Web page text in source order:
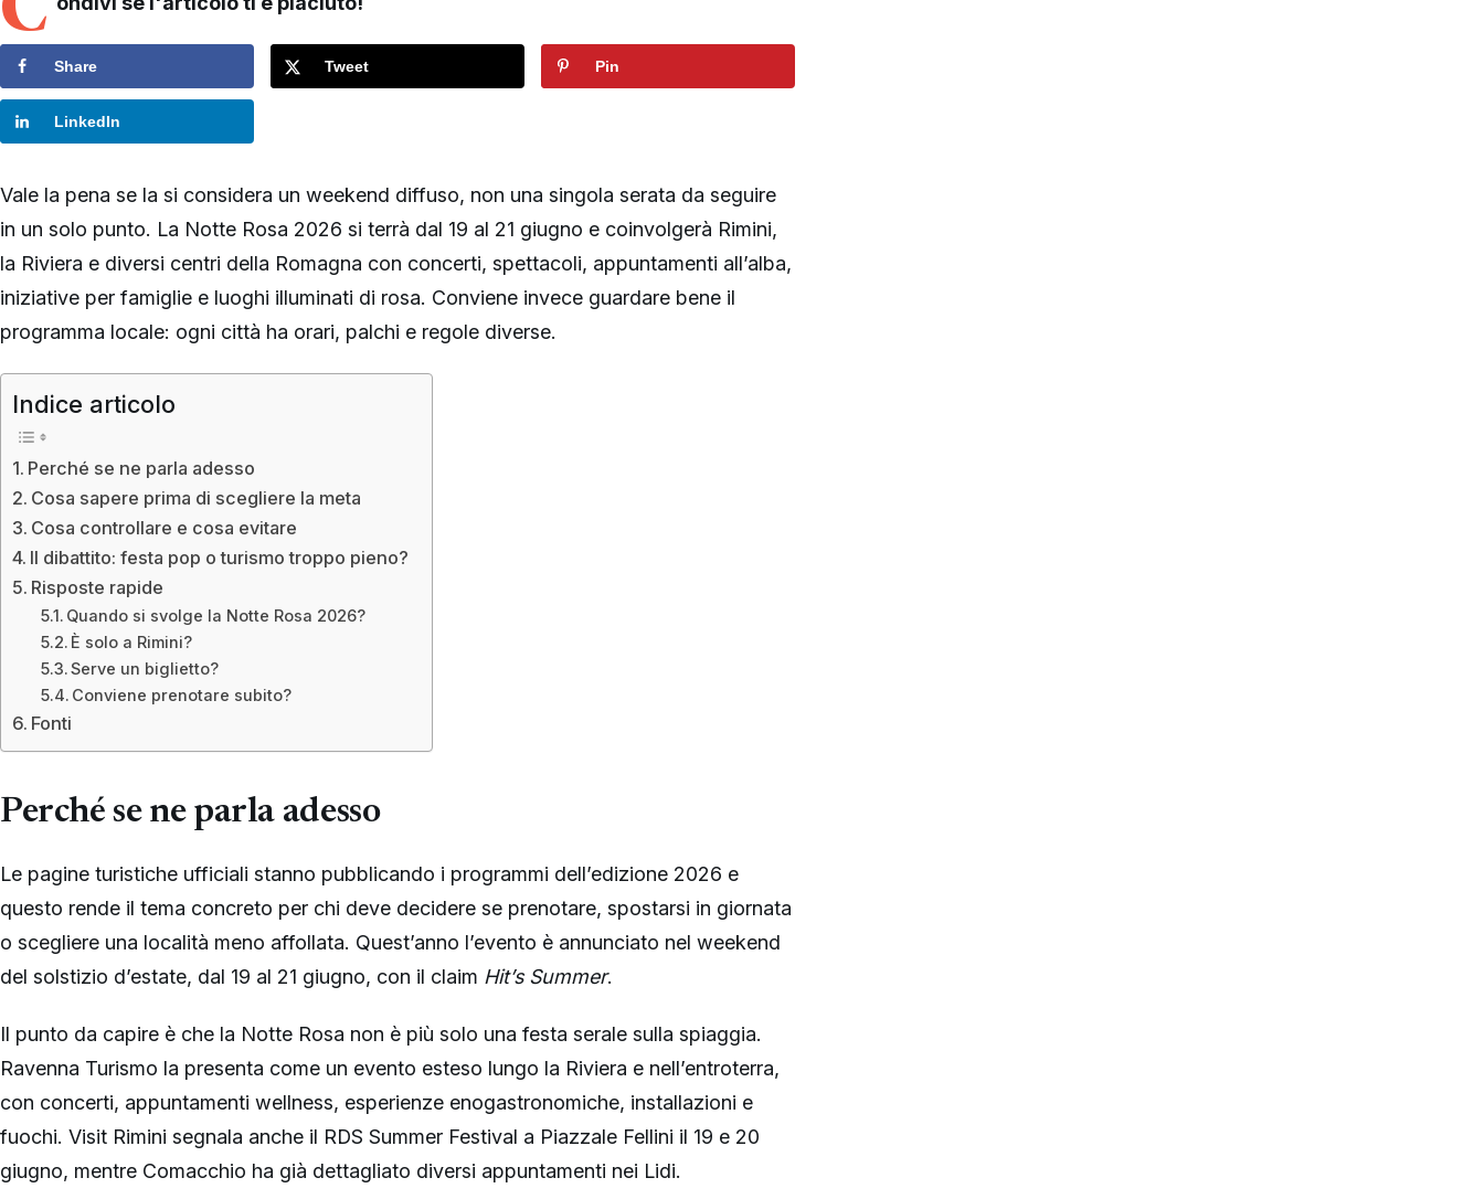
C
Share Tweet Pin
LinkedIn
Vale la pena se la si considera un weekend diffuso, non una singola serata da seguire
in un solo punto. La Notte Rosa 2026 si terrà dal 19 al 21 giugno e coinvolgerà Rimini,
la Riviera e diversi centri della Romagna con concerti, spettacoli, appuntamenti all’alba,
iniziative per famiglie e luoghi illuminati di rosa. Conviene invece guardare bene il
programma locale: ogni città ha orari, palchi e regole diverse.
Indice articolo
Perché se ne parla adesso
Cosa sapere prima di scegliere la meta
Cosa controllare e cosa evitare
Il dibattito: festa pop o turismo troppo pieno?
Risposte rapide
Quando si svolge la Notte Rosa 2026?
È solo a Rimini?
Serve un biglietto?
Conviene prenotare subito?
Fonti
Perché se ne parla adesso
Le pagine turistiche ufficiali stanno pubblicando i programmi dell’edizione 2026 e
questo rende il tema concreto per chi deve decidere se prenotare, spostarsi in giornata
o scegliere una località meno affollata. Quest’anno l’evento è annunciato nel weekend
del solstizio d’estate, dal 19 al 21 giugno, con il claim Hit’s Summer.
Il punto da capire è che la Notte Rosa non è più solo una festa serale sulla spiaggia.
Ravenna Turismo la presenta come un evento esteso lungo la Riviera e nell’entroterra,
con concerti, appuntamenti wellness, esperienze enogastronomiche, installazioni e
fuochi. Visit Rimini segnala anche il RDS Summer Festival a Piazzale Fellini il 19 e 20
giugno, mentre Comacchio ha già dettagliato diversi appuntamenti nei Lidi.